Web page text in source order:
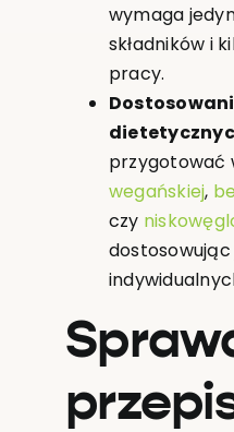
wymaga
składników i
pracy.
przygotować
wegańskiej,
czy
dostosowując